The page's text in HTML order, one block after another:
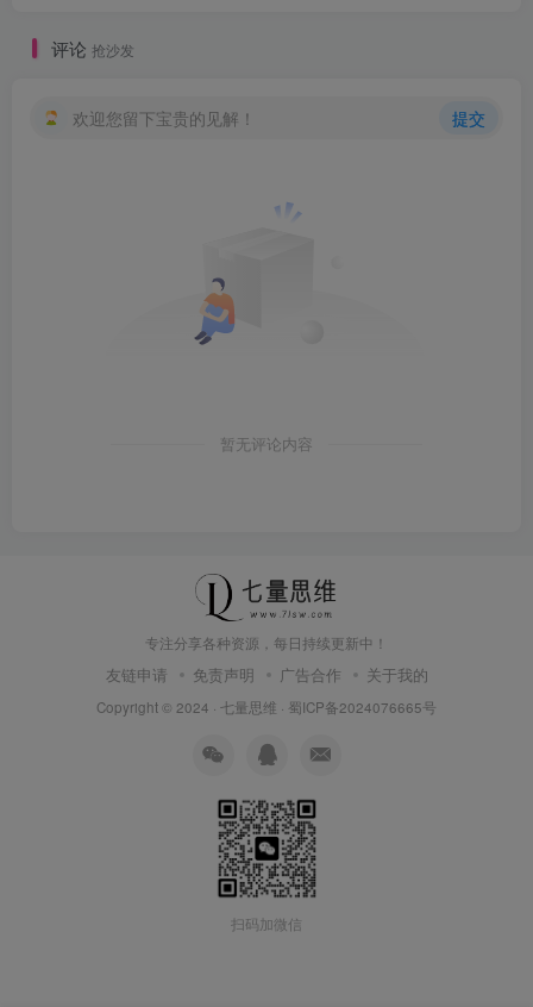
评论 抢沙发
欢迎您留下宝贵的见解！ 提交
暂无评论内容
专注分享各种资源，每日持续更新中！
友链申请 免责声明 广告合作 关于我的
Copyright © 2024 · 七量思维 · 蜀ICP备2024076665号
扫码加微信